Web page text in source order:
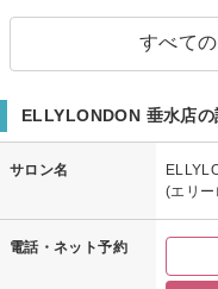
すべて
ELLYLONDON 垂水店の
サロン名
(エリ
電話・ネット予約